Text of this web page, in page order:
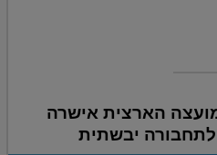
הארצית אישרה
יבשתית